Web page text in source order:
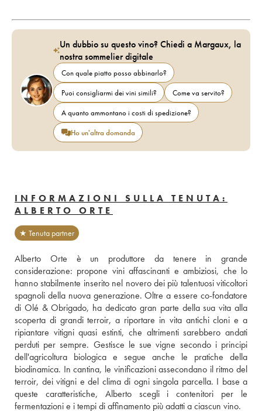
Un dubbio su questo vino? Chiedi a Margaux, la
nostra sommelier digitale
Con quale piatto posso abbinarlo?
Puoi consigliarmi dei vini simili?
Come va servito?
A quanto ammontano i costi di spedizione?
Ho un'altra domanda
INFORMAZIONI SULLA TENUTA:
ALBERTO ORTE
★ Tenuta partner
Alberto Orte è un produttore da tenere in grande
considerazione: propone vini affascinanti e ambiziosi, che lo
hanno stabilmente inserito nel novero dei più talentuosi viticoltori
spagnoli della nuova generazione. Oltre a essere co-fondatore
di Olé & Obrigado, ha dedicato gran parte della sua vita alla
scoperta di grandi terroir, a riportare in vita antichi cloni e a
ripiantare vitigni quasi estinti, che altrimenti sarebbero andati
perduti per sempre. Gestisce le sue vigne secondo i principi
dell'agricoltura biologica e segue anche le pratiche della
biodinamica. In cantina, le vinificazioni assecondano il ritmo del
terroir, dei vitigni e del clima di ogni singola parcella. I base a
queste caratteristiche, Alberto scegli i contenitori per le
fermentazioni e i tempi di affinamento più adatti a ciascun vino.